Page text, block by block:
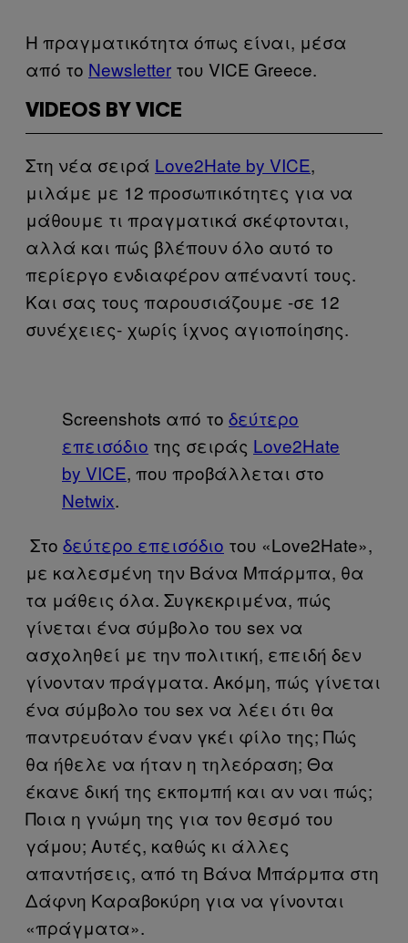
Η πραγματικότητα όπως είναι, μέσα
από το Newsletter του VICE Greece.
VIDEOS BY VICE
Στη νέα σειρά Love2Hate by VICE,
μιλάμε με 12 προσωπικότητες για να
μάθουμε τι πραγματικά σκέφτονται,
αλλά και πώς βλέπουν όλο αυτό το
περίεργο ενδιαφέρον απέναντί τους.
Και σας τους παρουσιάζουμε -σε 12
συνέχειες- χωρίς ίχνος αγιοποίησης.
Screenshots από το δεύτερο
επεισόδιο της σειράς Love2Hate
by VICE, που προβάλλεται στο
Netwix.
Στο δεύτερο επεισόδιο του «Love2Hate»,
με καλεσμένη την Βάνα Μπάρμπα, θα
τα μάθεις όλα. Συγκεκριμένα, πώς
γίνεται ένα σύμβολο του sex να
ασχοληθεί με την πολιτική, επειδή δεν
γίνονταν πράγματα. Ακόμη, πώς γίνεται
ένα σύμβολο του sex να λέει ότι θα
παντρευόταν έναν γκέι φίλο της; Πώς
θα ήθελε να ήταν η τηλεόραση; Θα
έκανε δική της εκπομπή και αν ναι πώς;
Ποια η γνώμη της για τον θεσμό του
γάμου; Αυτές, καθώς κι άλλες
απαντήσεις, από τη Βάνα Μπάρμπα στη
Δάφνη Καραβοκύρη για να γίνονται
«πράγματα».